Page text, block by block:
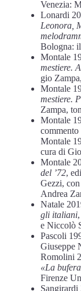
Venezia:
Lonardi
Leonora,
Bologna:
Montale
mestiere.
gio
Montale
mestiere.
Zampa,
Montale
Montale
cura di
Montale
del ’72,
Gezzi,
Andrea
Natale
gli italiani
e Niccolò
Pascoli
Giuseppe
Romolini
«La
Firenze
Sangirardi